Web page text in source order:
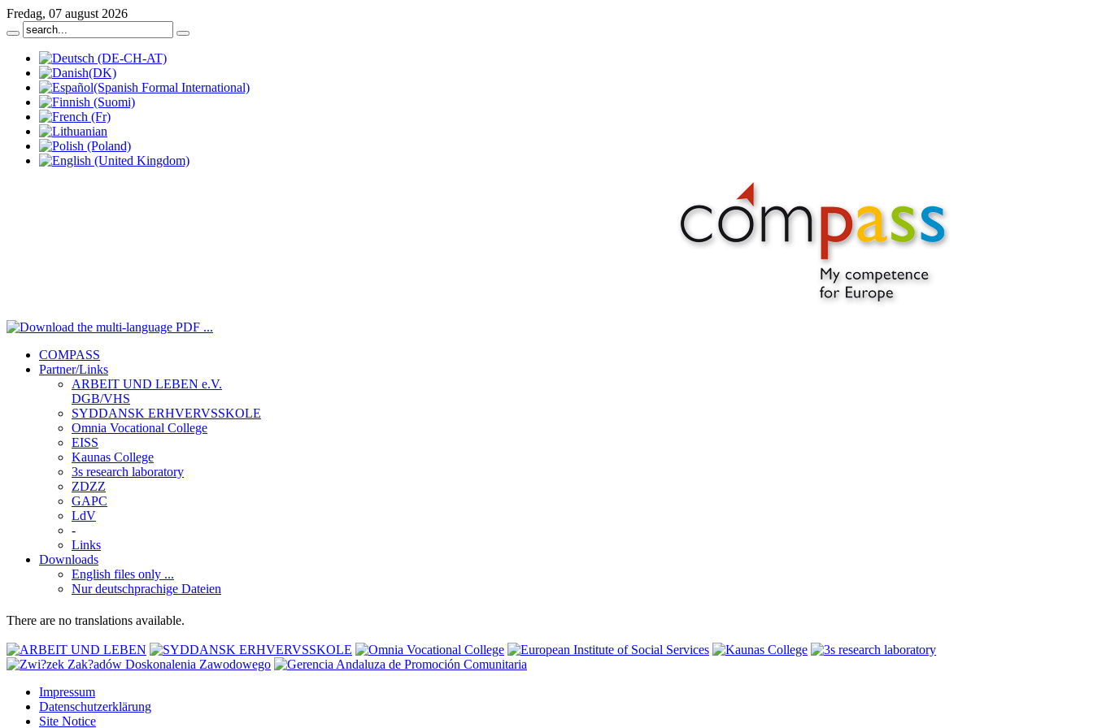
Fredag, 07 august 2026
COMPASS
Partner/Links
ARBEIT UND LEBEN e.V.
DGB/VHS
SYDDANSK ERHVERVSSKOLE
Omnia Vocational College
EISS
Kaunas College
3s research laboratory
ZDZZ
GAPC
LdV
-
Links
Downloads
English files only ...
Nur deutschprachige Dateien
There are no translations available.
Impressum
Datenschutzerklärung
Site Notice